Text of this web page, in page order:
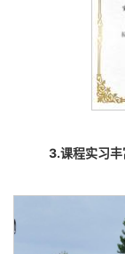
3.课程实习丰